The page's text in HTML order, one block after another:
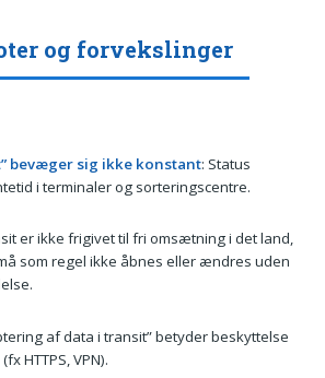
og forvekslinger
bevæger sig ikke konstant: Status
i terminaler og sorteringscentre.
er ikke frigivet til fri omsætning i det land,
som regel ikke åbnes eller ændres uden
af data i transit” betyder beskyttelse
HTTPS, VPN).